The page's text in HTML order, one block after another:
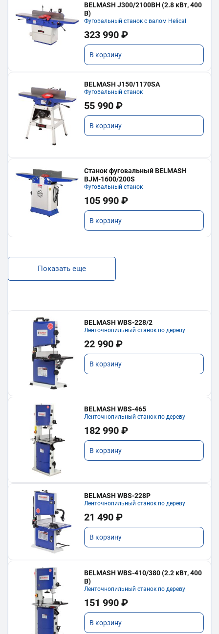
BELMASH J300/2100ВH (2.8 кВт, 400
В)
Фуговальный станок с валом Helical
323 990 ₽
В корзину
BELMASH J150/1170SA
Фуговальный станок
55 990 ₽
В корзину
Станок фуговальный BELMASH
BJM-1600/200S
Фуговальный станок
105 990 ₽
В корзину
Показать еще
BELMASH WBS-228/2
Ленточнопильный станок по дереву
22 990 ₽
В корзину
BELMASH WBS-465
Ленточнопильный станок по дереву
182 990 ₽
В корзину
BELMASH WBS-228P
Ленточнопильный станок по дереву
21 490 ₽
В корзину
BELMASH WBS-410/380 (2.2 кВт, 400
В)
Ленточнопильный станок по дереву
151 990 ₽
В корзину